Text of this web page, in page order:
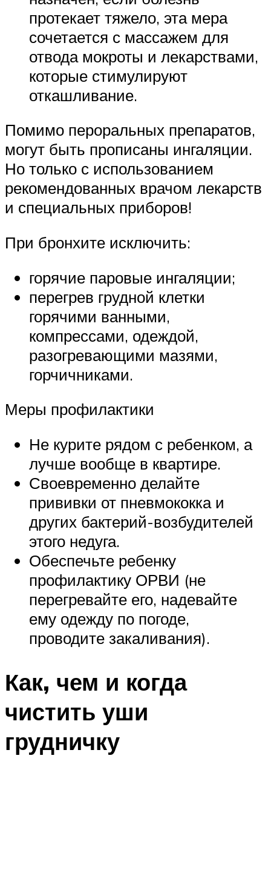
протекает тяжело, эта мера
сочетается с массажем для
отвода мокроты и лекарствами,
которые стимулируют
откашливание.
Помимо пероральных препаратов,
могут быть прописаны ингаляции.
Но только с использованием
рекомендованных врачом лекарств
и специальных приборов!
При бронхите исключить:
горячие паровые ингаляции;
перегрев грудной клетки
горячими ванными,
компрессами, одеждой,
разогревающими мазями,
горчичниками.
Меры профилактики
Не курите рядом с ребенком, а
лучше вообще в квартире.
Своевременно делайте
прививки от пневмококка и
других бактерий-возбудителей
этого недуга.
Обеспечьте ребенку
профилактику ОРВИ (не
перегревайте его, надевайте
ему одежду по погоде,
проводите закаливания).
Как, чем и когда
чистить уши
грудничку